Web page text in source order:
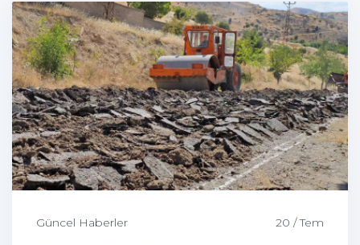
Güncel Haberler 20 / Tem